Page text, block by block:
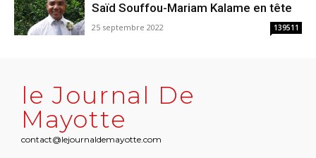
Saïd Souffou-Mariam Kalame en tête
25 septembre 2022 139511
le Journal De
Mayotte
contact@lejournaldemayotte.com